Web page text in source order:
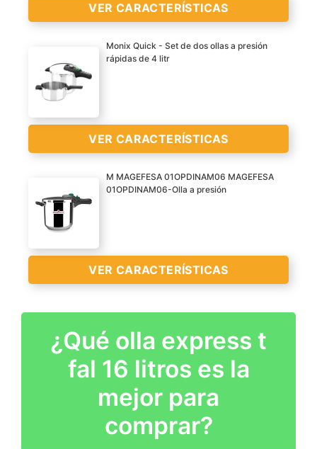
VER
>
VER CARACTERÍSTICAS
VER
CARACTERÍSTICAS
Monix Quick - Set de dos ollas a presión
rápidas de 4 litr
VER CARACTERÍSTICAS
VER
CARACTERÍSTICAS
M MAGEFESA 01OPDINAM06 MAGEFESA
01OPDINAM06-Olla a presión
VER CARACTERÍSTICAS
VER
CARACTERÍSTICAS
¿Qué olla express t
fal 16 litros es la
mejor para
comprar?